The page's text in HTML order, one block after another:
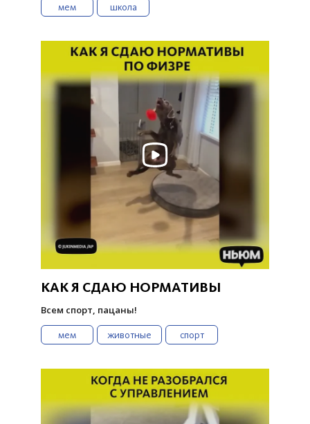
мем школа
КАК Я СДАЮ НОРМАТИВЫ
Всем спорт, пацаны!
мем животные спорт